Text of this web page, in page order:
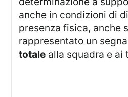
anche in condizioni di
presenza fisica, anche
rappresentato un
totale alla squadra e ai